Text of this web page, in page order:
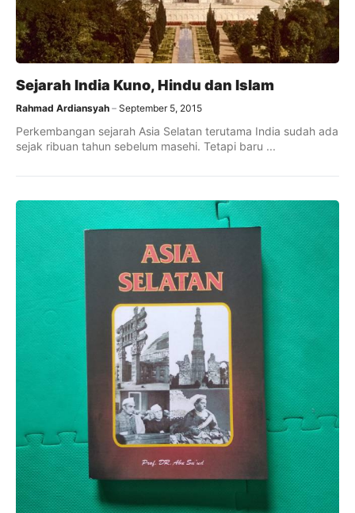
Sejarah India Kuno, Hindu dan Islam
Rahmad Ardiansyah September 5, 2015
Perkembangan sejarah Asia Selatan terutama India sudah ada
sejak ribuan tahun sebelum masehi. Tetapi baru ...